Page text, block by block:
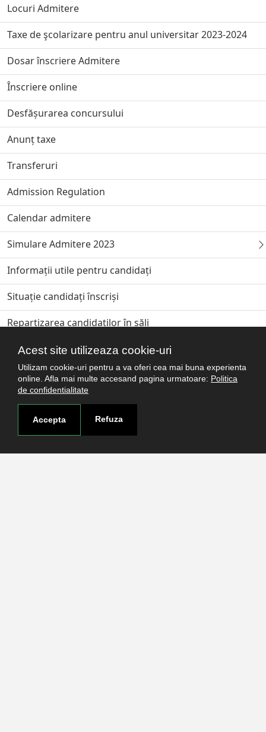
Acest site utilizeaza cookie-uri
Utilizam cookie-uri pentru a va oferi cea mai buna experienta
online. Afla mai multe accesand pagina urmatoare: Politica
de confidentialitate
Accepta Refuza
Locuri Admitere
Taxe de şcolarizare pentru anul universitar 2023-2024
Dosar înscriere Admitere
Înscriere online
Desfășurarea concursului
Anunț taxe
Transferuri
Admission Regulation
Calendar admitere
Simulare Admitere 2023
Informații utile pentru candidați
Situație candidați înscriși
Repartizarea candidatilor în săli
Harta clădirilor de concurs Admitere 2023
Rezultate Admitere iulie 2023
Program depunere dosare Acte original
Date contact Decanate Facultaţi